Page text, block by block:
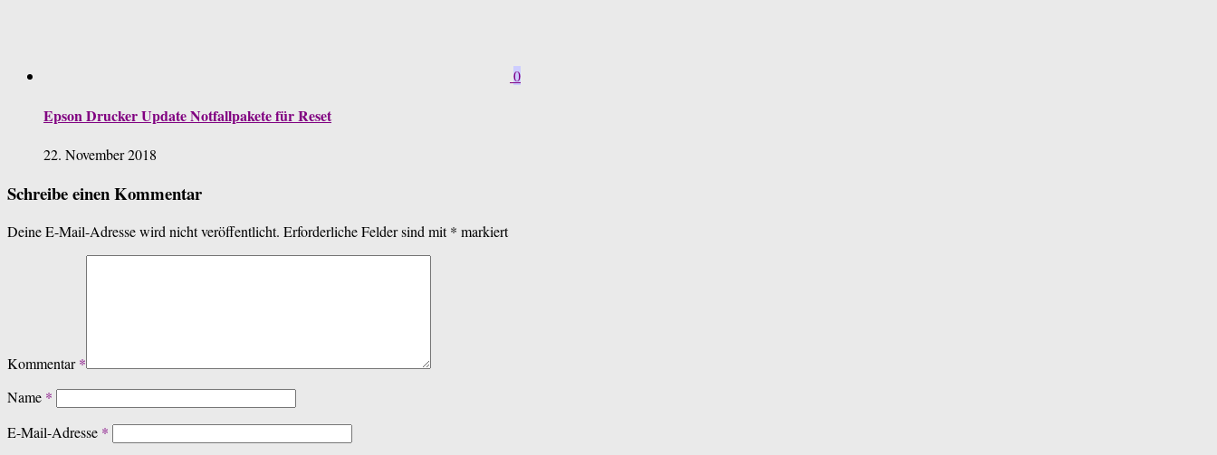
0
Epson Drucker Update Notfallpakete für Reset
22. November 2018
Schreibe einen Kommentar
Deine E-Mail-Adresse wird nicht veröffentlicht. Erforderliche Felder sind mit* markiert
Kommentar*
Name *
E-Mail-Adresse *